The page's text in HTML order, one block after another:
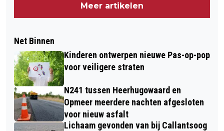
Meer artikelen
Net Binnen
Kinderen ontwerpen nieuwe Pas-op-pop
voor veiligere straten
N241 tussen Heerhugowaard en
Opmeer meerdere nachten afgesloten
voor nieuw asfalt
Lichaam gevonden van bij Callantsoog